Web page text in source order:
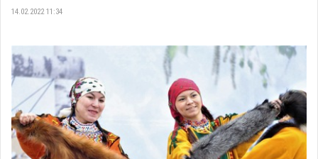
14.02.2022 11:34